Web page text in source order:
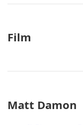
Film
Matt Damon